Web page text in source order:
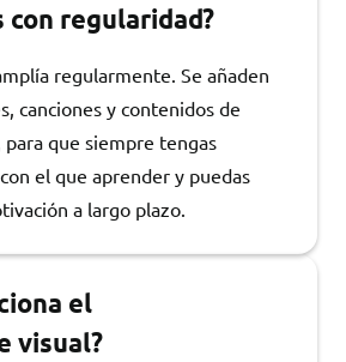
con regularidad?
regularmente. Se añaden
canciones y contenidos de
que siempre tengas
el que aprender y puedas
a largo plazo.
el
visual?